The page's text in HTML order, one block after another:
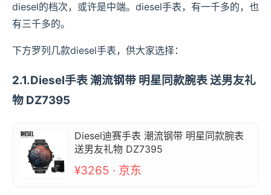
diesel的档次，或许是中端。diesel手表，有一千多的，也
有三千多的。
下方罗列几款diesel手表，供大家选择：
2.1.Diesel手表 潮流钢带 明星同款腕表 送男友礼
物 DZ7395
Diesel迪赛手表 潮流钢带 明星同款腕表
送男友礼物 DZ7395
¥3265 · 京东